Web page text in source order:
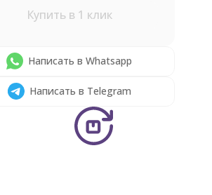
Купить в 1 клик
Написать в Whatsapp
Написать в Telegram